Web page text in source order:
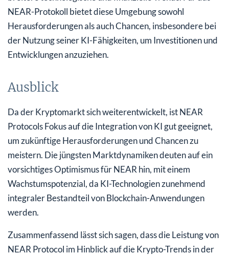
NEAR-Protokoll bietet diese Umgebung sowohl
Herausforderungen als auch Chancen, insbesondere bei
der Nutzung seiner KI-Fähigkeiten, um Investitionen und
Entwicklungen anzuziehen.
Ausblick
Da der Kryptomarkt sich weiterentwickelt, ist NEAR
Protocols Fokus auf die Integration von KI gut geeignet,
um zukünftige Herausforderungen und Chancen zu
meistern. Die jüngsten Marktdynamiken deuten auf ein
vorsichtiges Optimismus für NEAR hin, mit einem
Wachstumspotenzial, da KI-Technologien zunehmend
integraler Bestandteil von Blockchain-Anwendungen
werden.
Zusammenfassend lässt sich sagen, dass die Leistung von
NEAR Protocol im Hinblick auf die Krypto-Trends in der